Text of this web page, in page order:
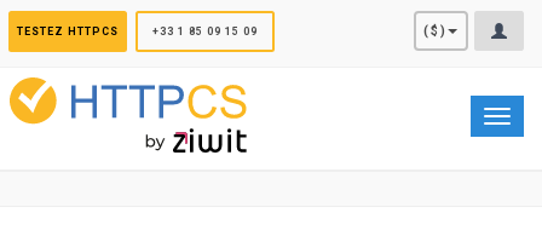
TESTEZ HTTPCS +33 1 85 09 15 09 ($)
Panneau de gestion des cookies